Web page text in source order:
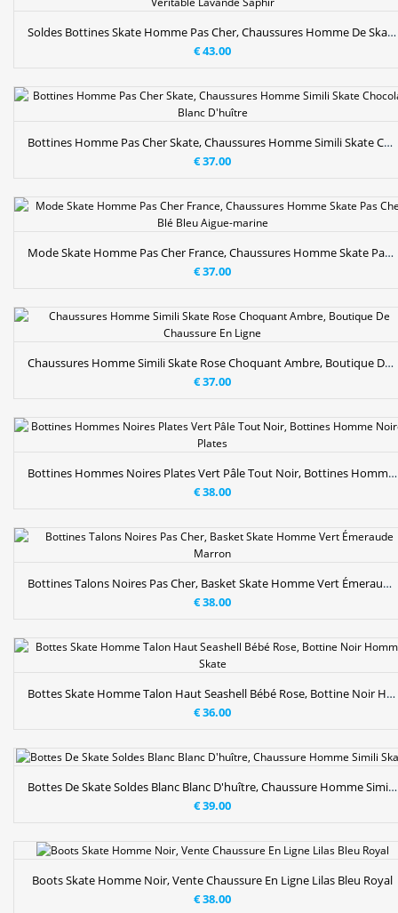
Soldes Bottines Skate Homme Pas Cher, Chaussures Homme De Skate Véritable Lavande Saphir
€ 43.00
Bottines Homme Pas Cher Skate, Chaussures Homme Simili Skate Chocolat Blanc D'huître
€ 37.00
Mode Skate Homme Pas Cher France, Chaussures Homme Skate Pas Cher Blé Bleu Aigue-marine
€ 37.00
Chaussures Homme Simili Skate Rose Choquant Ambre, Boutique De Chaussure En Ligne
€ 37.00
Bottines Hommes Noires Plates Vert Pâle Tout Noir, Bottines Homme Noires Plates
€ 38.00
Bottines Talons Noires Pas Cher, Basket Skate Homme Vert Émeraude Marron
€ 38.00
Bottes Skate Homme Talon Haut Seashell Bébé Rose, Bottine Noir Homme Skate
€ 36.00
Bottes De Skate Soldes Blanc Blanc D'huître, Chaussure Homme Simili Skate
€ 39.00
Boots Skate Homme Noir, Vente Chaussure En Ligne Lilas Bleu Royal
€ 38.00